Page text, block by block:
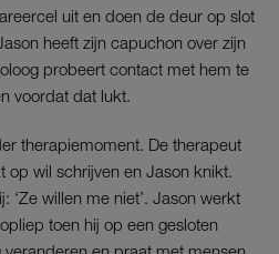
uit en doen de deur op slot
heeft zijn capuchon over zijn
probeert contact met hem te
voordat dat lukt.
therapiemoment. De therapeut
op wil schrijven en Jason knikt.
‘Ze willen me niet’. Jason werkt
toen hij op een gesloten